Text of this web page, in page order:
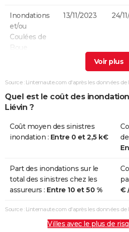
Inondations
et/ou
Coulées de
Boue
13/11/2023 24/
et/ou
Boue
02/11/2023 12/
et/ou
Coulées de
Inondations
et/ou
Coulées de
Boue
28/02/2002 02/
Inondations
25/12/1999 29/
Source : Linternaute.com d'après les données de
Quel est le coût des
Liévin ?
Coût moyen des sinistres
inondation : Entre 0 et 2,5 k€
Part des inondations sur le
total des sinistres chez les
assureurs : Entre 10 et 50 %
€
Source : Linternaute.com d'après les données de
Villes avec le plus de